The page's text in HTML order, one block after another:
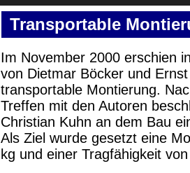
Transportable
Im November 2000 erschien
von Dietmar Böcker und
transportable Montierung.
Treffen mit den Autoren
Christian Kuhn an dem Bau
Als Ziel wurde gesetzt eine
kg und einer Tragfähigkeit